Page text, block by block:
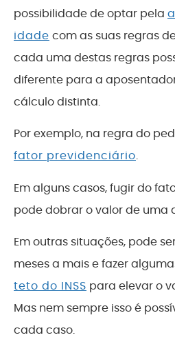
possibilidade de optar pela
idade com as suas regras
cada uma destas regras
diferente para a
cálculo distinta.
Por exemplo, na regra do
fator previdenciário.
Em alguns casos, fugir do
pode dobrar o valor de uma
Em outras situações, pode
meses a mais e fazer
teto do INSS para elevar o
Mas nem sempre isso é
cada caso.